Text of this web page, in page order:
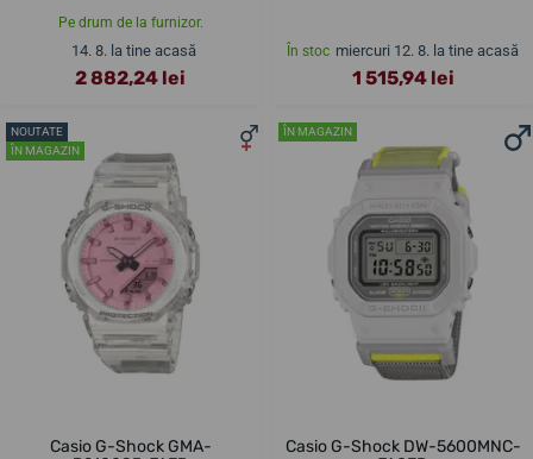
Pe drum de la furnizor.
14. 8. la tine acasă
2 882,24 lei
În stoc miercuri 12. 8. la tine acasă
1 515,94 lei
NOUTATE
ÎN MAGAZIN
Casio G-Shock GMA-
ÎN MAGAZIN
Casio G-Shock DW-5600MNC-